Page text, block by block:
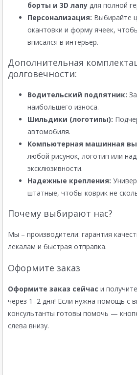
борты и 3D лапу для полной
Персонализация: Выбирайте
окантовки и форму ячеек,
вписался в интерьер.
Дополнительная
долговечности:
Водительский подпятник:
наибольшего износа.
Шильдики (логотипы):
автомобиля.
Компьютерная машинная
любой рисунок, логотип или
эксклюзивности.
Надежные крепления:
штатные, чтобы коврик не
Почему выбирают нас?
Мы – производители: гарантия
лекалам и быстрая отправка.
Оформите заказ
Оформите заказ сейчас и
через 1–2 дня! Если нужна помощь с
консультанты готовы помочь —
слева внизу.